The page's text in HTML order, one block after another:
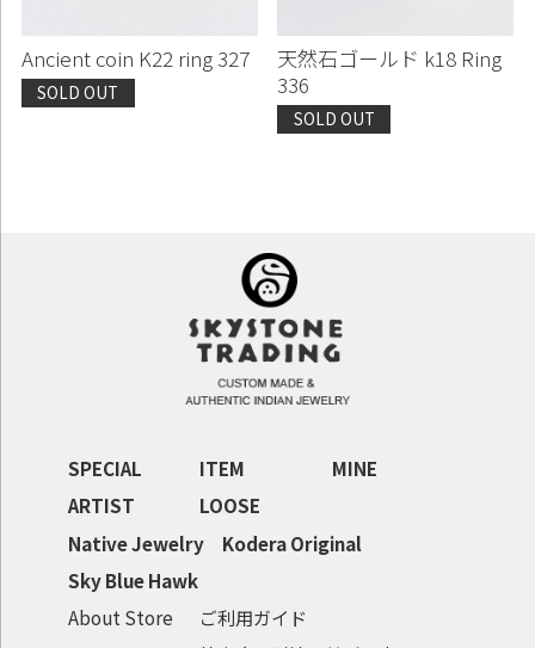
Ancient coin K22 ring 327
SOLD OUT
天然石ゴールド k18 Ring
336
SOLD OUT
SPECIAL ITEM
MINE
ARTIST
LOOSE
Native Jewelry
Kodera Original
Sky Blue Hawk
About Store
ご利用ガイド